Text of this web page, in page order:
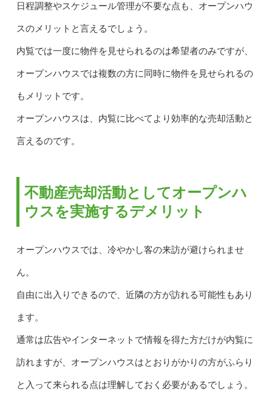
日程調整やスケジュール管理が不要な点も、オープンハウ
スのメリットと言えるでしょう。
内覧では一度に物件を見せられるのは希望者のみですが、
オープンハウスでは複数の方に同時に物件を見せられるの
もメリットです。
オープンハウスは、内覧に比べてより効率的な売却活動と
言えるのです。
不動産売却活動としてオープンハ
ウスを実施するデメリット
オープンハウスでは、冷やかし客の来訪が避けられませ
ん。
自由に出入りできるので、近隣の方が訪れる可能性もあり
ます。
通常は広告やインターネットで情報を得た方だけが内覧に
訪れますが、オープンハウスはとおりがかりの方がふらり
と入って来られる点は理解しておく必要があるでしょう。